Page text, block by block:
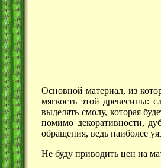
Основной материал, из
мягкость этой древесины:
выделять смолу, которая
помимо декоративности,
обращения, ведь наиболее
Не буду приводить цен на